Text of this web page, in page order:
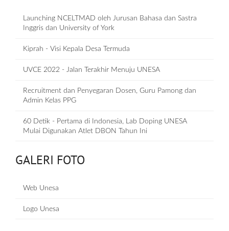
Launching NCELTMAD oleh Jurusan Bahasa dan Sastra
Inggris dan University of York
Kiprah - Visi Kepala Desa Termuda
UVCE 2022 - Jalan Terakhir Menuju UNESA
Recruitment dan Penyegaran Dosen, Guru Pamong dan
Admin Kelas PPG
60 Detik - Pertama di Indonesia, Lab Doping UNESA
Mulai Digunakan Atlet DBON Tahun Ini
GALERI FOTO
Web Unesa
Logo Unesa